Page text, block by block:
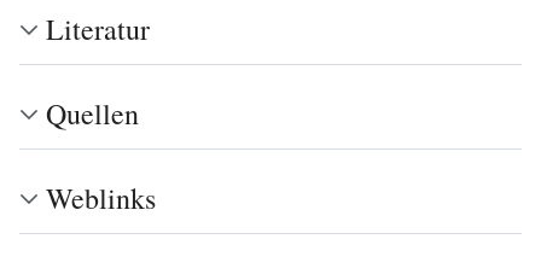
Literatur
Quellen
Weblinks